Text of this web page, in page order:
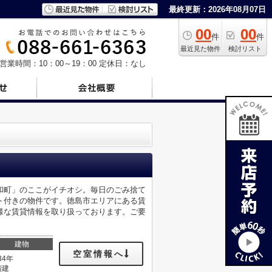
最終更新：2026年08月07日
00件
最近見た物件
00件
検討リスト
営業時間：10：00～19：00 定休日：なし
」のここがイチオシ。毎日のごみ捨て
きの物件です。徳島市エリアにある賃
賃貸情報を取り扱っております。ご要
建物
年
建
空室情報へ